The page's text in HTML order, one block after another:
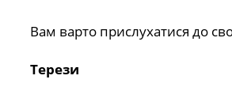
Вам варто прислухатися до
Терези